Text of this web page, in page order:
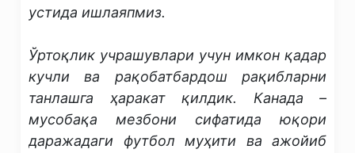
устида ишлаяпмиз.
Ўртоқлик учрашувлари учун имкон қадар
кучли ва рақобатбардош рақибларни
танлашга ҳаракат қилдик. Канада –
мусобақа мезбони сифатида юқори
даражадаги футбол муҳити ва ажойиб